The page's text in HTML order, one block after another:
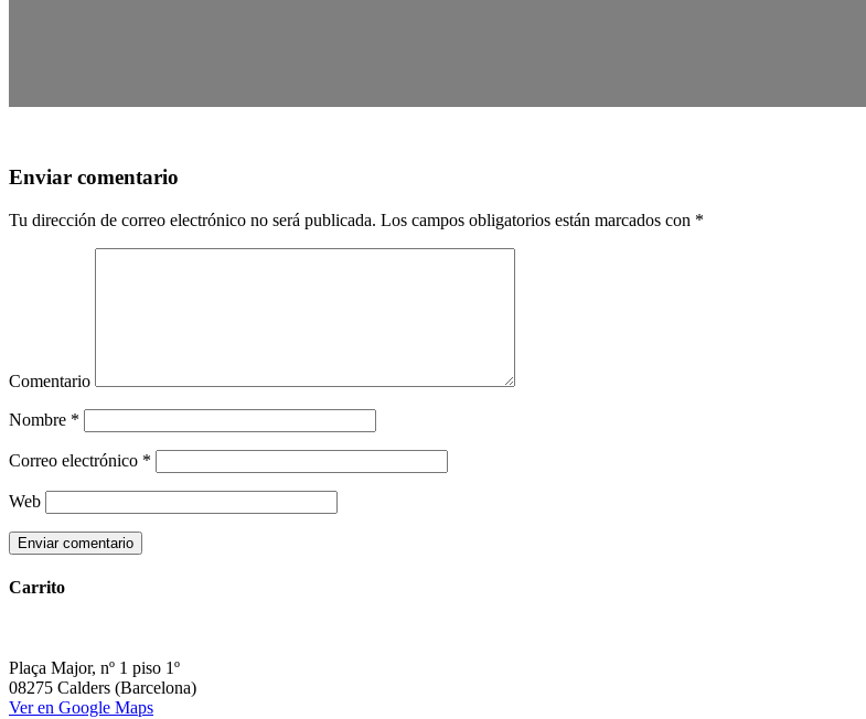
Enviar comentario
Tu dirección de correo electrónico no será publicada. Los campos obligatorios están marcados con *
Comentario
Nombre *
Correo electrónico *
Web
Carrito
Plaça Major, nº 1 piso 1º
08275 Calders (Barcelona)
Ver en Google Maps